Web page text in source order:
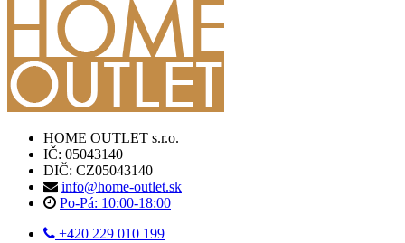
HOME OUTLET s.r.o.
IČ: 05043140
DIČ: CZ05043140
info@home-outlet.sk
Po-Pá: 10:00-18:00
+420 229 010 199